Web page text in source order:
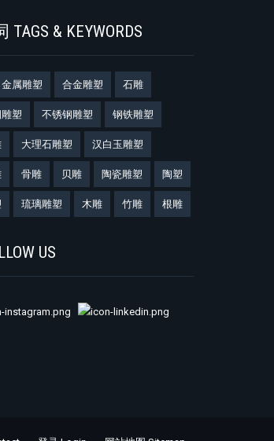
& KEYWORDS
金属雕塑 合金雕塑 石雕
塑 不锈钢雕塑 钢铁雕塑
大理石雕塑 汉白玉雕塑
骨雕 贝雕 陶瓷雕塑 陶塑
琉璃雕塑 木雕 竹雕 根雕
US